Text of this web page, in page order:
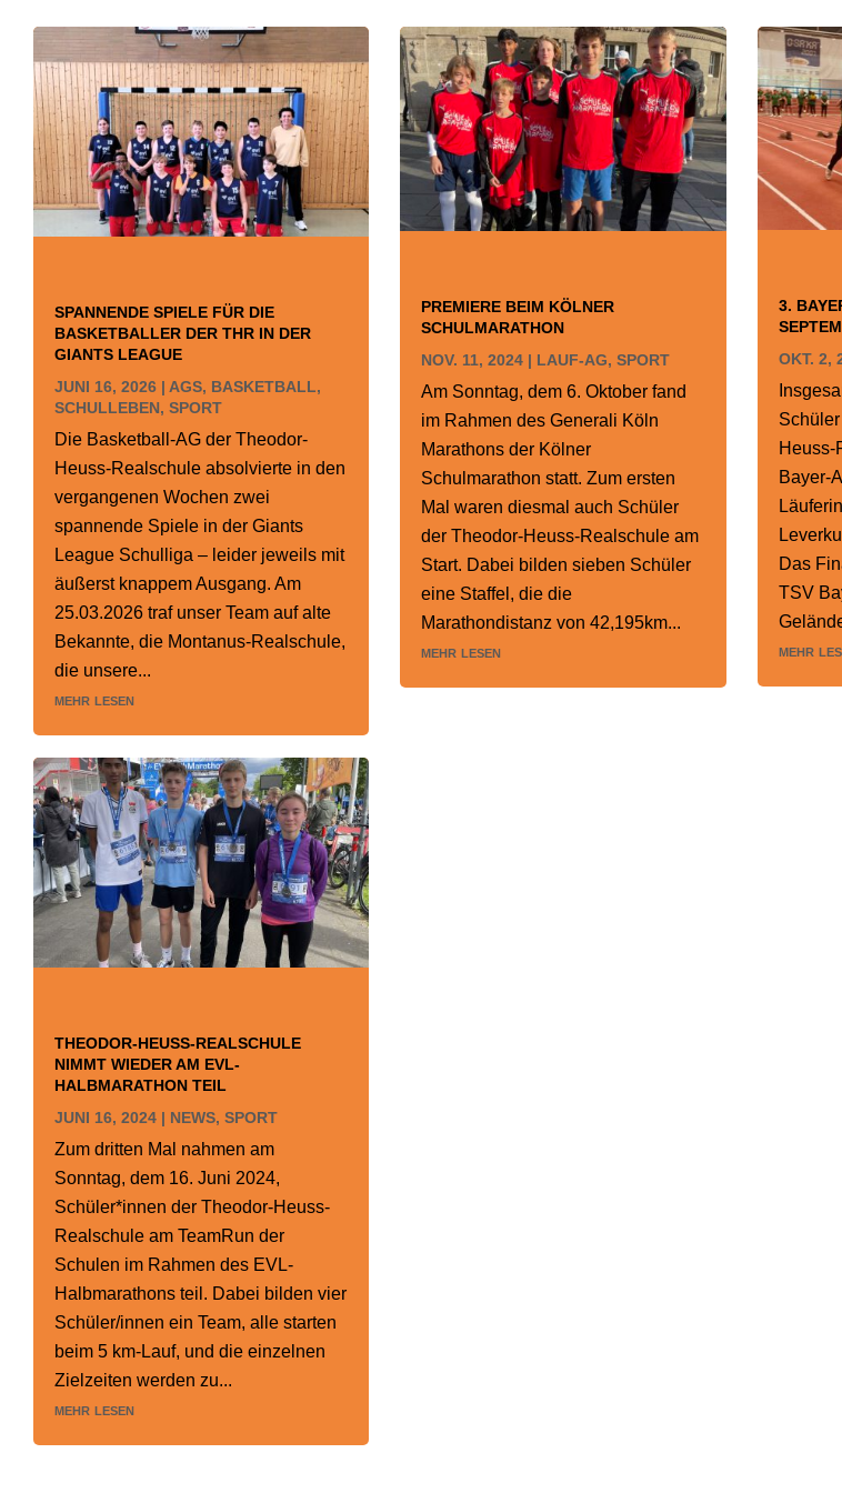
SPANNENDE SPIELE FÜR DIE
BASKETBALLER DER THR IN DER
GIANTS LEAGUE
JUNI 16, 2026 | AGS, BASKETBALL,
SCHULLEBEN, SPORT
Die Basketball-AG der Theodor-
Heuss-Realschule absolvierte in den
vergangenen Wochen zwei
spannende Spiele in der Giants
League Schulliga – leider jeweils mit
äußerst knappem Ausgang. Am
25.03.2026 traf unser Team auf alte
Bekannte, die Montanus-Realschule,
die unsere...
mehr lesen
THEODOR-HEUSS-REALSCHULE
NIMMT WIEDER AM EVL-
HALBMARATHON TEIL
JUNI 16, 2024 | NEWS, SPORT
Zum dritten Mal nahmen am
Sonntag, dem 16. Juni 2024,
Schüler*innen der Theodor-Heuss-
Realschule am TeamRun der
Schulen im Rahmen des EVL-
Halbmarathons teil. Dabei bilden vier
Schüler/innen ein Team, alle starten
beim 5 km-Lauf, und die einzelnen
Zielzeiten werden zu...
mehr lesen
PREMIERE BEIM KÖLNER
SCHULMARATHON
NOV. 11, 2024 | LAUF-AG,SPORT
Am Sonntag, dem 6. Oktober fand
im Rahmen des Generali Köln
Marathons der Kölner
Schulmarathon statt. Zum ersten
Mal waren diesmal auch Schüler
der Theodor-Heuss-Realschule am
Start. Dabei bilden sieben Schüler
eine Staffel, die die
Marathondistanz von 42,195km...
mehr lesen
3.
OKT. 2,
Heuss-
Bayer-
Das
TSV
mehr